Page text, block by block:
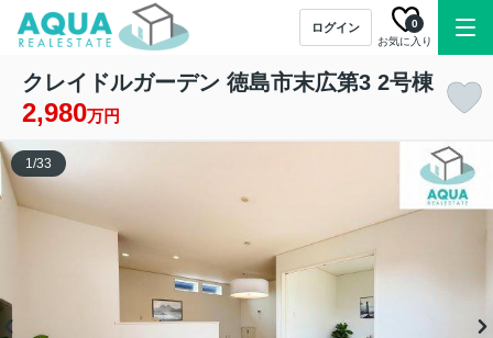
ログイン
お気に入り
0
クレイドルガーデン 徳島市末広第3 2号棟
2,980万円
1/33